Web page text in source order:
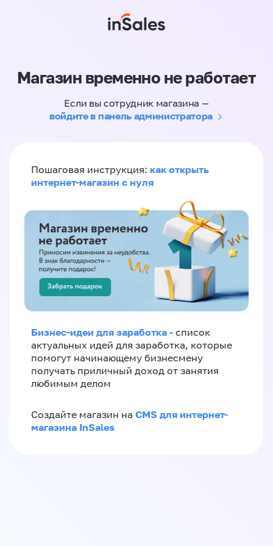
Магазин временно не работает
Если вы сотрудник магазина —
войдите в панель администратора
Пошаговая инструкция: как открыть
интернет-магазин с нуля
Бизнес-идеи для заработка - список
актуальных идей для заработка, которые
помогут начинающему бизнесмену
получать приличный доход от занятия
любимым делом
Создайте магазин на CMS для интернет-
магазина InSales